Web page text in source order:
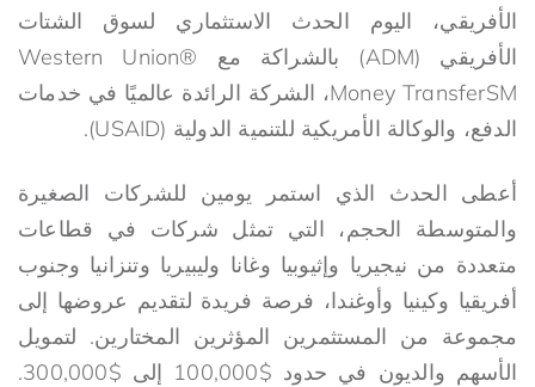
الأفريقي، اليوم الحدث الاستثماري لسوق الشتات
الأفريقي (ADM) بالشراكة مع Western Union®
Money TransferSM، الشركة الرائدة عالميًا في خدمات
الدفع، والوكالة الأمريكية للتنمية الدولية (USAID).
أعطى الحدث الذي استمر يومين للشركات الصغيرة
والمتوسطة الحجم، التي تمثل شركات في قطاعات
متعددة من نيجيريا وإثيوبيا وغانا وليبيريا وتنزانيا وجنوب
أفريقيا وكينيا وأوغندا، فرصة فريدة لتقديم عروضها إلى
مجموعة من المستثمرين المؤثرين المختارين. لتمويل
الأسهم والديون في حدود $100,000 إلى $300,000.